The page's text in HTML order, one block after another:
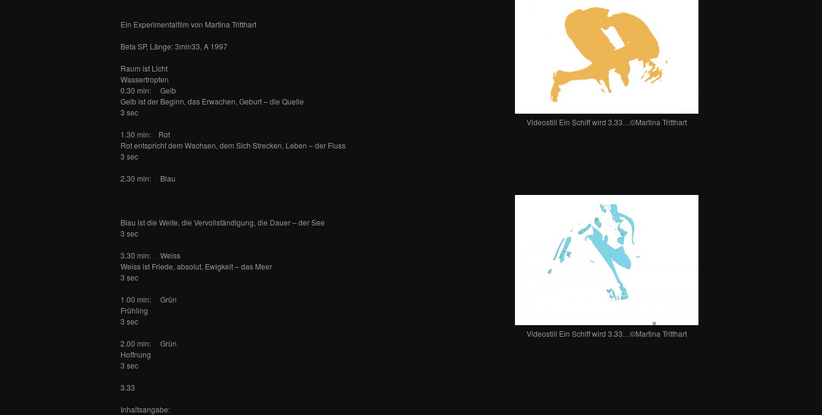
Videostill Ein Schiff wird 3.33…©Martina Tritthart
Ein Experimentalfilm von Martina Tritthart
Beta SP, Länge: 3min33, A 1997
Raum ist Licht
Wassertropfen
0.30 min: Gelb
Gelb ist der Beginn, das Erwachen, Geburt – die Quelle
3 sec
1.30 min: Rot
Rot entspricht dem Wachsen, dem Sich Strecken, Leben – der Fluss
3 sec
2.30 min: Blau
Videostill Ein Schiff wird 3.33…©Martina Tritthart
Blau ist die Weite, die Vervollständigung, die Dauer – der See
3 sec
3.30 min: Weiss
Weiss ist Friede, absolut, Ewigkeit – das Meer
3 sec
1.00 min: Grün
Frühling
3 sec
2.00 min: Grün
Hoffnung
3 sec
3.33
Inhaltsangabe: